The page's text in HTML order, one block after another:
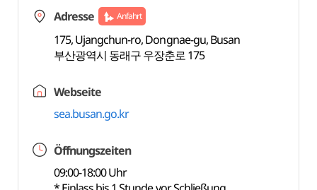
Adresse Anfahrt
175, Ujangchun-ro, Dongnae-gu, Busan
부산광역시 동래구 우장춘로 175
Webseite
sea.busan.go.kr
Öffnungszeiten
09:00-18:00 Uhr